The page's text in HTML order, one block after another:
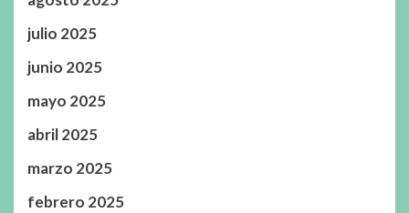
julio 2025
junio 2025
mayo 2025
abril 2025
marzo 2025
febrero 2025